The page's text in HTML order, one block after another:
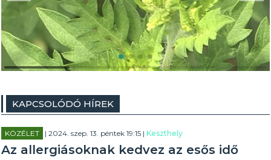
KAPCSOLÓDÓ HÍREK
KÖZÉLET | 2024. szep. 13. péntek 19:15 |Keszthely
Az allergiásoknak kedvez az esős idő